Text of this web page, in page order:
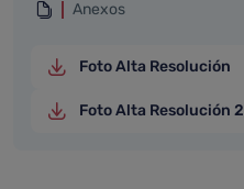
Anexos
Foto Alta Resolución
Foto Alta Resolución 2